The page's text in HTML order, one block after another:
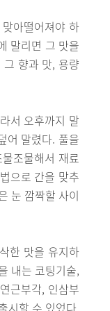
아떨어져야 하
말리면 그 맛을
향과 맛, 용량
서 오후까지 말
어 말렸다. 풀을
조물해서 재료
으로 간을 맞추
눈 깜짝할 사이
한 맛을 유지하
내는 코팅기술,
근부각, 인삼부
시할 수 있었다.